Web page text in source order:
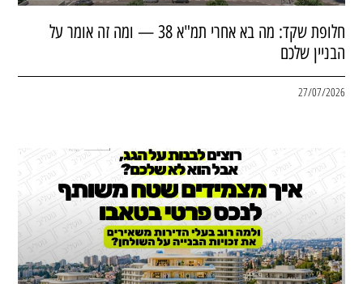
חלופת שקד: מה בא אחרי תמ"א 38 — ומה זה אומר על
הבניין שלכם
27/07/2026